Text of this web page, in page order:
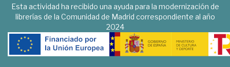
Esta actividad ha recibido una ayuda para la modernización de
librerías de la Comunidad de Madrid correspondiente al año
2024